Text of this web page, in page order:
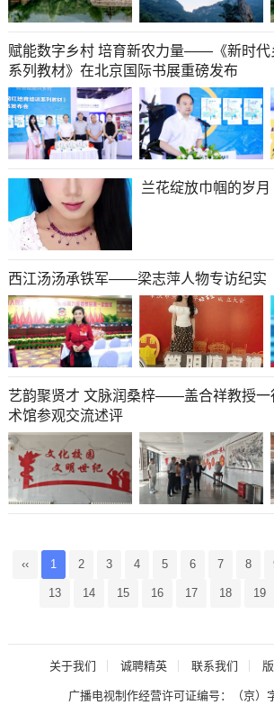
赋能数字乡村 培育新农力量——《新时代
系列教材》在北京国际书展重磅发布
兰花绽放巾帼的岁月
西江汤汤承铁军——梁志萍人物专访纪实
艺韵聚贤才 文脉润桑梓——盖合祥教授一
术馆参观交流述评
‹‹ 1 2 3 4 5 6 7 8
13 14 15 16 17 18 19
关于我们 诚聘精英 联系我们
广播电视制作经营许可证编号： （京）